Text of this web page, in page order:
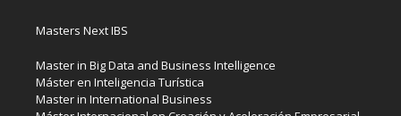
Masters Next IBS
Master in Big Data and Business Intelligence
Máster en Inteligencia Turística
Master in International Business